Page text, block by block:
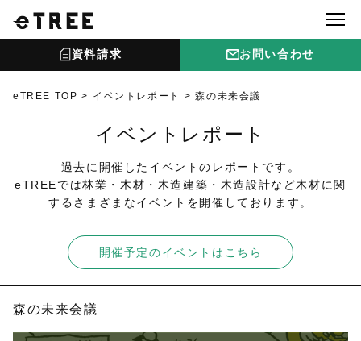
資料請求 お問い合わせ
eTREE TOP イベントレポート 森の未来会議
イベントレポート
過去に開催したイベントのレポートです。
eTREEでは林業・木材・木造建築・木造設計など木材に関
するさまざまなイベントを開催しております。
開催予定のイベントはこちら
森の未来会議